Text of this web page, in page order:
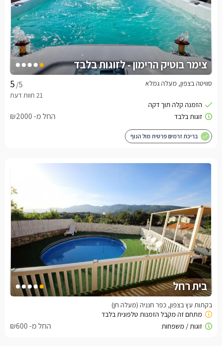
צימר בוטיק הרימון - לזוגות בלבד
/5 סוויטה בצפון, מעלה גמלא
החל מ- ₪2000
בריכת זרמים פרטית מול הנוף
בית רחל
בקתות עץ בצפון, כפר חנניה (מעלה חן)
החל מ- ₪600